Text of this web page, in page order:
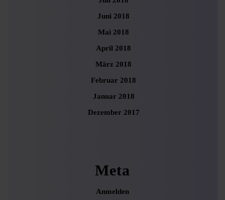
Juni 2018
Mai 2018
April 2018
März 2018
Februar 2018
Januar 2018
Dezember 2017
Meta
Anmelden